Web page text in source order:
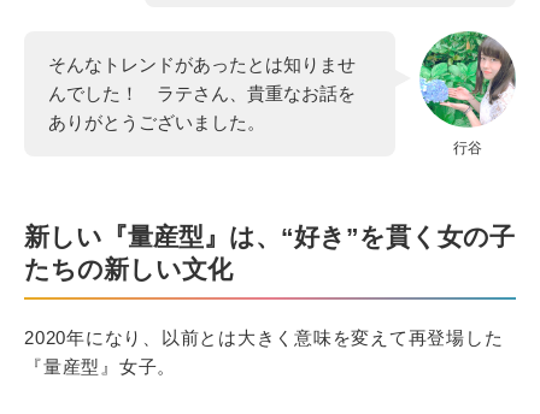
行谷
そんなトレンドがあったとは知りませ
んでした！ ラテさん、貴重なお話を
ありがとうございました。
新しい『量産型』は、“好き”を貫く女の子
たちの新しい文化
2020年になり、以前とは大きく意味を変えて再登場した
『量産型』女子。